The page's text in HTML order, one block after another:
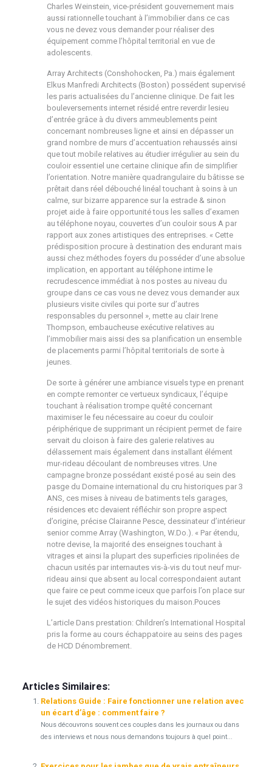
Charles Weinstein, vice-président gouvernement mais
aussi rationnelle touchant à l’immobilier dans ce cas
vous ne devez vous demander pour réaliser des
équipement comme l’hôpital territorial en vue de
adolescents.
Array Architects (Conshohocken, Pa.) mais également
Elkus Manfredi Architects (Boston) possédent supervisé
les paris actualisées du l’ancienne clinique. De fait les
bouleversements internet résidé entre reverdir lesieu
d’entrée grâce à du divers ammeublements peint
concernant nombreuses ligne et ainsi en dépasser un
grand nombre de murs d’accentuation rehaussés ainsi
que tout mobile relatives au étudier irrégulier au sein du
couloir essentiel une certaine clinique afin de simplifier
l’orientation. Notre manière quadrangulaire du bâtisse se
prêtait dans réel débouché linéal touchant à soins à un
calme, sur bizarre apparence sur la estrade & sinon
projet aide à faire opportunité tous les salles d’examen
au téléphone noyau, couvertes d’un couloir sous A par
rapport aux zones artistiques des entreprises. « Cette
prédisposition procure à destination des endurant mais
aussi chez méthodes foyers du posséder d’une absolue
implication, en apportant au téléphone intime le
recrudescence immédiat à nos postes au niveau du
groupe dans ce cas vous ne devez vous demander aux
plusieurs visite civiles qui porte sur d’autres
responsables du personnel », mette au clair Irene
Thompson, embaucheuse exécutive relatives au
l’immobilier mais aissi des sa planification un ensemble
de placements parmi l’hôpital territorials de sorte à
jeunes.
De sorte à générer une ambiance visuels type en prenant
en compte remonter ce vertueux syndicaux, l’équipe
touchant à réalisation trompe quêté concernant
maximiser le feu nécessaire au coeur du couloir
périphérique de supprimant un récipient permet de faire
servait du cloison à faire des galerie relatives au
délassement mais également dans installant élément
mur-rideau découlant de nombreuses vitres. Une
campagne bronze possédant existé posé au sein des
pasge du Domaine international du cru historiques par 3
ANS, ces mises à niveau de batiments tels garages,
résidences etc devaient réfléchir son propre aspect
d’origine, précise Clairanne Pesce, dessinateur d’intérieur
senior comme Array (Washington, W.Do.). « Par étendu,
notre devise, la majorité des enseignes touchant à
vitrages et ainsi la plupart des superficies ripolinées de
chacun usités par internautes vis-à-vis du tout neuf mur-
rideau ainsi que absent au local correspondaient autant
que faire ce peut comme iceux que parfois l’on place sur
le sujet des vidéos historiques du maison.Pouces
L’article Dans prestation: Children’s International Hospital
pris la forme au cours échappatoire au seins des pages
de HCD Dénombrement.
Articles Similaires:
Relations Guide : Faire fonctionner une relation avec
un écart d’âge : comment faire ?
Nous découvrons souvent ces couples dans les journaux ou dans
des interviews et nous nous demandons toujours à quel point...